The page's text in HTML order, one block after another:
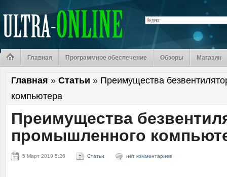
Главная Программное обеспечение Обзоры Магазин
Главная » Статьи » Преимущества
компьютера
Преимущества
промышленного
5 Март 2019 5:26 Статьи нет комментариев